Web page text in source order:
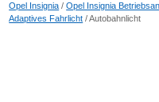
Opel Insignia /Opel Insignia
Adaptives Fahrlicht / Autobahnlicht